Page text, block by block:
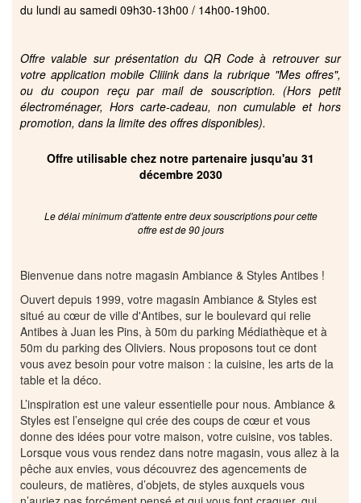
du lundi au samedi 09h30-13h00 / 14h00-19h00.
Offre valable sur présentation du QR Code à retrouver sur
votre application mobile Cliiink dans la rubrique "Mes offres",
ou du coupon reçu par mail de souscription. (Hors petit
électroménager, Hors carte-cadeau, non cumulable et hors
promotion, dans la limite des offres disponibles).
Offre utilisable chez notre partenaire jusqu'au 31
décembre 2030
Le délai minimum d'attente entre deux souscriptions pour cette
offre est de 90 jours
Bienvenue dans notre magasin Ambiance & Styles Antibes !
Ouvert depuis 1999, votre magasin Ambiance & Styles est
situé au cœur de ville d'Antibes, sur le boulevard qui relie
Antibes à Juan les Pins, à 50m du parking Médiathèque et à
50m du parking des Oliviers. Nous proposons tout ce dont
vous avez besoin pour votre maison : la cuisine, les arts de la
table et la déco.
L’inspiration est une valeur essentielle pour nous. Ambiance &
Styles est l’enseigne qui crée des coups de cœur et vous
donne des idées pour votre maison, votre cuisine, vos tables.
Lorsque vous vous rendez dans notre magasin, vous allez à la
pêche aux envies, vous découvrez des agencements de
couleurs, de matières, d’objets, de styles auxquels vous